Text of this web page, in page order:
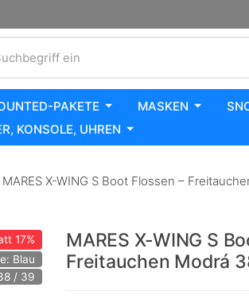
ein
PAKETE MASKEN
KONSOLE, UHREN
MARES X-WING S Boot Flossen –
17%
Blau
/ 39
MARES X-WING S
Freitauchen Modrá